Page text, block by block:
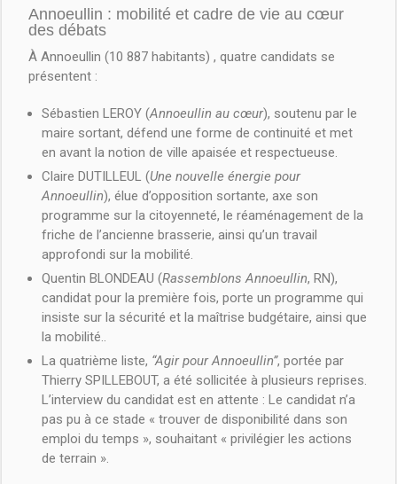
Annoeullin : mobilité et cadre de vie au cœur
des débats
À Annoeullin (10 887 habitants) , quatre candidats se
présentent :
Sébastien LEROY (Annoeullin au cœur), soutenu par le
maire sortant, défend une forme de continuité et met
en avant la notion de ville apaisée et respectueuse.
Claire DUTILLEUL (Une nouvelle énergie pour
Annoeullin), élue d’opposition sortante, axe son
programme sur la citoyenneté, le réaménagement de la
friche de l’ancienne brasserie, ainsi qu’un travail
approfondi sur la mobilité.
Quentin BLONDEAU (Rassemblons Annoeullin, RN),
candidat pour la première fois, porte un programme qui
insiste sur la sécurité et la maîtrise budgétaire, ainsi que
la mobilité..
La quatrième liste, “Agir pour Annoeullin”, portée par
Thierry SPILLEBOUT, a été sollicitée à plusieurs reprises.
L’interview du candidat est en attente : Le candidat n’a
pas pu à ce stade « trouver de disponibilité dans son
emploi du temps », souhaitant « privilégier les actions
de terrain ».